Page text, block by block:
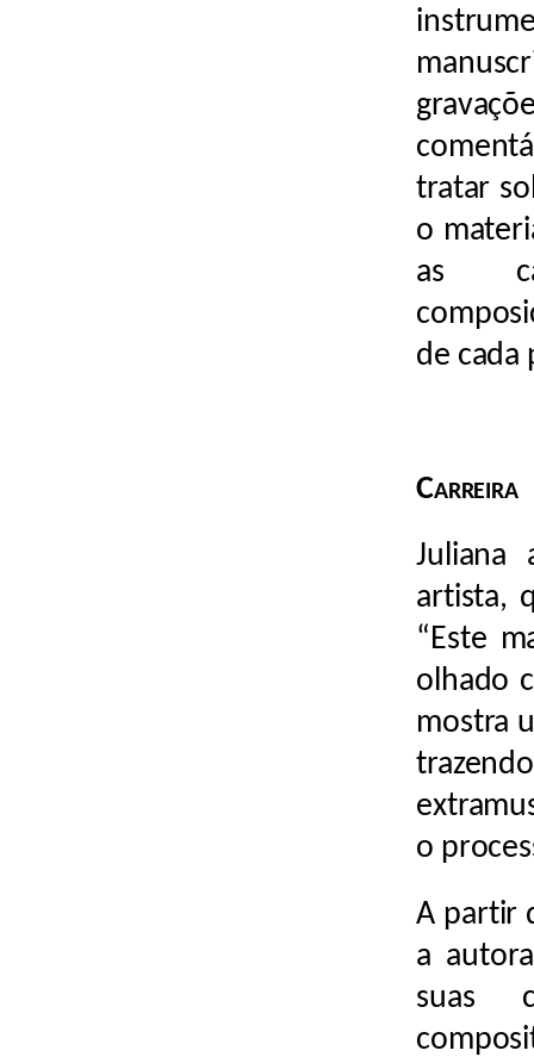
tratar
o
as
de cada
Carreira
Juliana
artista,
“Este
olhado
mostra
o
A partir
a
suas